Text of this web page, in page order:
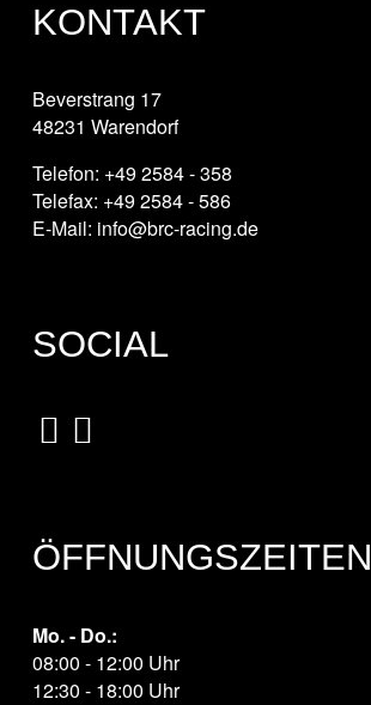
KONTAKT
Beverstrang 17
48231 Warendorf
Telefon: +49 2584 - 358
Telefax: +49 2584 - 586
E-Mail: info@brc-racing.de
SOCIAL
ÖFFNUNGSZEITEN
Mo. - Do.:
08:00 - 12:00 Uhr
12:30 - 18:00 Uhr